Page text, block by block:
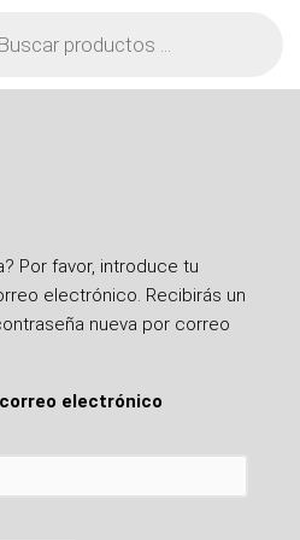
Por favor, introduce tu
electrónico. Recibirás un
nueva por correo
electrónico